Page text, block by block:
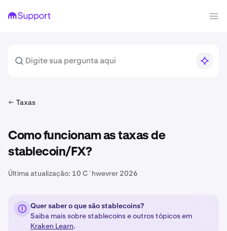
Taxas
Como funcionam as taxas de
stablecoin/FX?
Última atualização: 10 Cʼhwevrer 2026
Quer saber o que são stablecoins?
Saiba mais sobre stablecoins e outros tópicos em
Kraken Learn.